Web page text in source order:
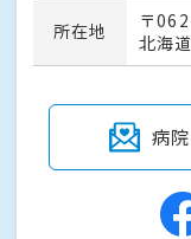
所在地
〒
北海
病